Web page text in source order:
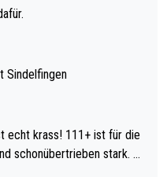
Sindelfingen
111+ ist für die
schonübertrieben stark. U